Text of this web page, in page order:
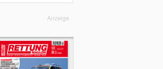
Anzeige